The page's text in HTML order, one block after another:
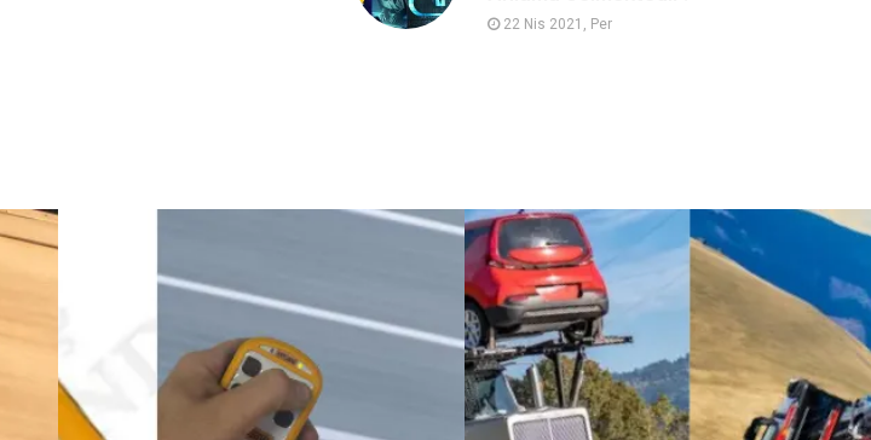
22 Nis 2021, Per